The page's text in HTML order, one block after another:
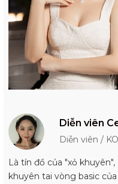
Diễn viên
Diễn viên /
Là tín đồ của "xỏ
khuyên tai vòng basic